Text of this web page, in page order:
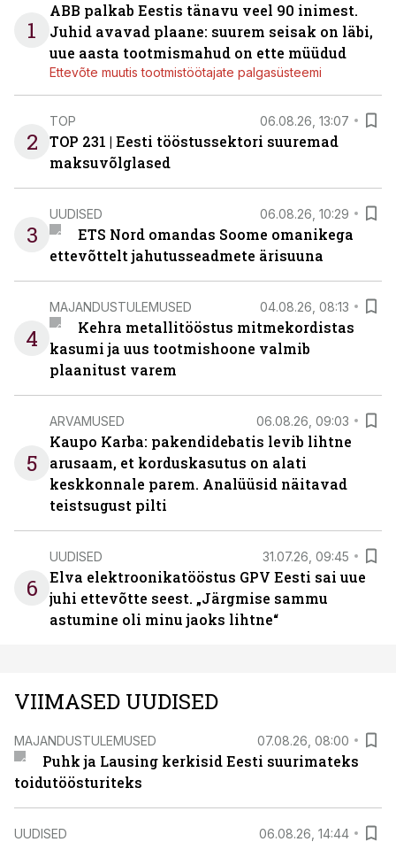
1
ABB palkab Eestis tänavu veel 90 inimest.
Juhid avavad plaane: suurem seisak on läbi,
uue aasta tootmismahud on ette müüdud
Ettevõte muutis tootmistöötajate palgasüsteemi
2
TOP 06.08.26, 13:07
TOP 231 | Eesti tööstussektori suuremad
maksuvõlglased
3
UUDISED 06.08.26, 10:29
ETS Nord omandas Soome omanikega
ettevõttelt jahutusseadmete ärisuuna
4
MAJANDUSTULEMUSED 04.08.26, 08:13
Kehra metallitööstus mitmekordistas
kasumi ja uus tootmishoone valmib
plaanitust varem
5
ARVAMUSED 06.08.26, 09:03
Kaupo Karba: pakendidebatis levib lihtne
arusaam, et korduskasutus on alati
keskkonnale parem. Analüüsid näitavad
teistsugust pilti
6
UUDISED 31.07.26, 09:45
Elva elektroonikatööstus GPV Eesti sai uue
juhi ettevõtte seest. „Järgmise sammu
astumine oli minu jaoks lihtne“
VIIMASED UUDISED
MAJANDUSTULEMUSED 07.08.26, 08:00
Puhk ja Lausing kerkisid Eesti suurimateks
toidutöösturiteks
UUDISED 06.08.26, 14:44